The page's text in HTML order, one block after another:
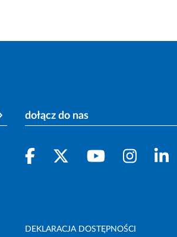
dołącz do nas
DEKLARACJA DOSTĘPNOŚCI